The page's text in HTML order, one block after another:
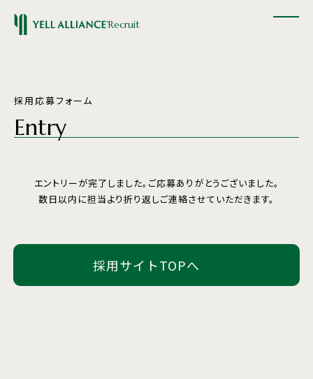
Recruit
採用応募フォーム
Entry
エントリーが完了しました。ご応募ありがとうございました。
数日以内に担当より折り返しご連絡させていただきます。
採用サイトTOPへ